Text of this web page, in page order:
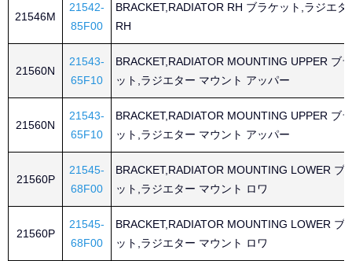
21546M
21542-
85F00
BRACKET,RADIATOR RH ブラケット,ラジエタ
RH
21560N
21543-
65F10
BRACKET,RADIATOR MOUNTING UPPER ブ
ット,ラジエター マウント アッパー
21560N
21543-
65F10
BRACKET,RADIATOR MOUNTING UPPER ブ
ット,ラジエター マウント アッパー
21560P
21545-
68F00
BRACKET,RADIATOR MOUNTING LOWER ブ
ット,ラジエター マウント ロワ
21560P
21545-
68F00
BRACKET,RADIATOR MOUNTING LOWER ブ
ット,ラジエター マウント ロワ